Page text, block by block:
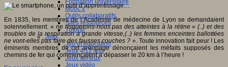
Formation universitaire
Mooc’s
Outils collaboratifs
Sites ressources
Tutorat
Jeux
Jeu et éducation
Jeux 4/12 ans
Jeux sérieux
Jeux vidéo
En 1835, les membres de l’Académie de médecine de Lyon se demandaient
solennellement: « ne risquerons-nous pas des atteintes à la rétine » (..) et des
troubles de la respiration à grande vitesse,(..) les femmes enceintes ballottées
ne vont-elles pas faire des fausses couches ? ». Toute innovation fait peur ! Les
éminents membres de cet aréopage dénonçaient les méfaits supposés des
chemins de fer qui commençaient à dépasser le 20 km à l’heure !